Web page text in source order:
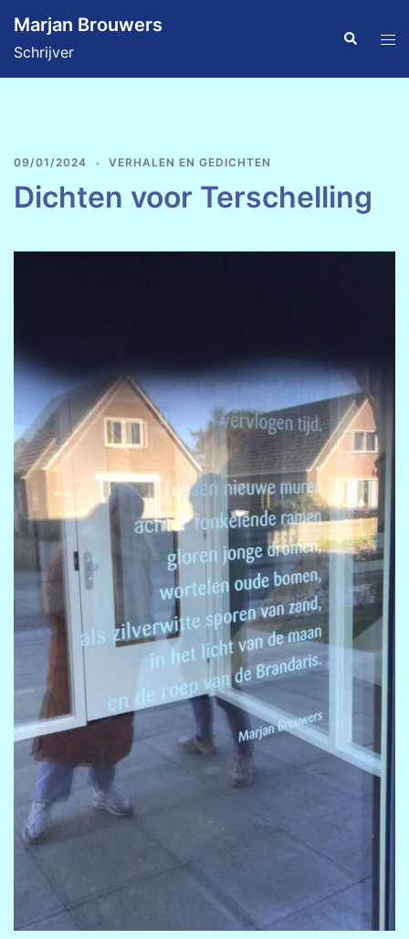
naar
de
inhoud
Marjan Brouwers
Schrijver
Zoeken
09/01/2024 VERHALEN EN GEDICHTEN
Dichten voor Terschelling